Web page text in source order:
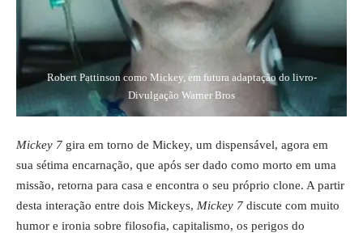
Robert Pattinson como Mickey, em futura adaptação do livro-
Divulgação Warner Bros
Mickey 7 gira em torno de Mickey, um dispensável, agora em
sua sétima encarnação, que após ser dado como morto em uma
missão, retorna para casa e encontra o seu próprio clone. A partir
desta interação entre dois Mickeys, Mickey 7 discute com muito
humor e ironia sobre filosofia, capitalismo, os perigos do